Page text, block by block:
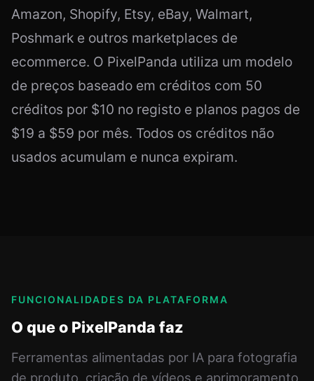
Amazon, Shopify, Etsy, eBay, Walmart,
Poshmark e outros marketplaces de
ecommerce. O PixelPanda utiliza um modelo
de preços baseado em créditos com 50
créditos por $10 no registo e planos pagos de
$19 a $59 por mês. Todos os créditos não
usados acumulam e nunca expiram.
FUNCIONALIDADES DA PLATAFORMA
O que o PixelPanda faz
Ferramentas alimentadas por IA para fotografia
de produto, criação de vídeos e aprimoramento